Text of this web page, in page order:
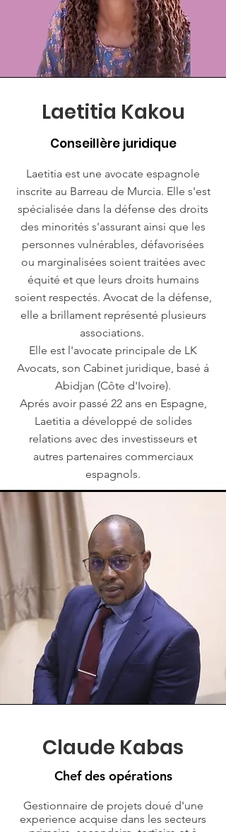
Laetitia Kakou
Conseillère juridique
Laetitia est une avocate espagnole
inscrite au Barreau de Murcia. Elle s'est
spécialisée dans la défense des droits
des minorités s'assurant ainsi que les
personnes vulnérables, défavorisées
ou marginalisées soient traitées avec
équité et que leurs droits humains
soient respectés. Avocat de la défense,
elle a brillament représenté plusieurs
associations.
Elle est l'avocate principale de LK
Avocats, son Cabinet juridique, basé á
Abidjan (Côte d'Ivoire).
Aprés avoir passé 22 ans en Espagne,
Laetitia a développé de solides
relations avec des investisseurs et
autres partenaires commerciaux
espagnols.
Claude Kabas
Chef des opérations
Gestionnaire de projets doué d'une
experience acquise dans les secteurs